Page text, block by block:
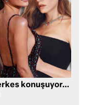
konuşuyor…